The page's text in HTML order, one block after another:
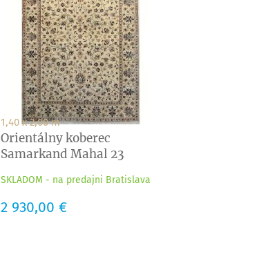
1,40 x 2,00 m
Orientálny koberec
Samarkand Mahal 23
SKLADOM - na predajni Bratislava
Cena
2 930,00 €